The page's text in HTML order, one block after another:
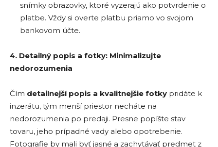
snímky obrazovky, ktoré vyzerajú ako potvrdenie o
platbe. Vždy si overte platbu priamo vo svojom
bankovom účte.
4. Detailný popis a fotky: Minimalizujte
nedorozumenia
Čím detailnejší popis a kvalitnejšie fotky pridáte k
inzerátu, tým menší priestor necháte na
nedorozumenia po predaji. Presne popíšte stav
tovaru, jeho prípadné vady alebo opotrebenie.
Fotografie by mali byť jasné a zachytávať predmet z